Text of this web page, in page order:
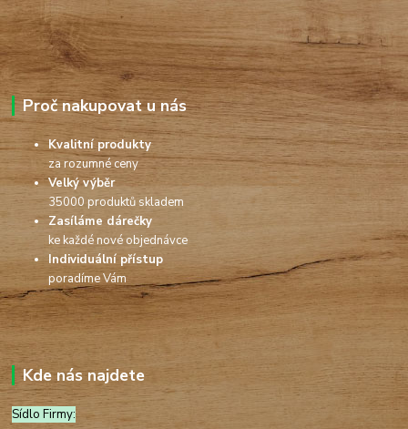
Proč nakupovat u nás
Kvalitní produkty
za rozumné ceny
Velký výběr
35000 produktů skladem
Zasíláme dárečky
ke každé nové objednávce
Individuální přístup
poradíme Vám
Kde nás najdete
Sídlo Firmy: